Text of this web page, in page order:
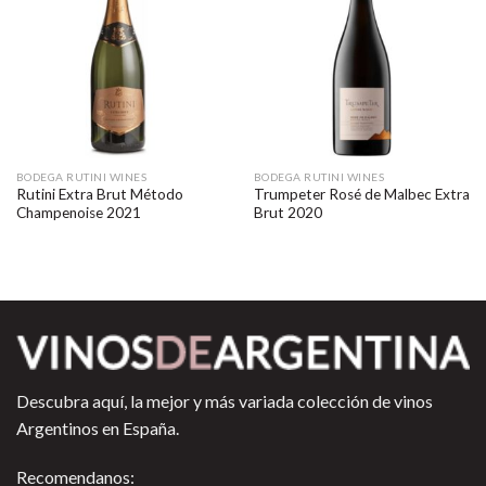
BODEGA RUTINI WINES
Rutini Extra Brut Método
Champenoise 2021
BODEGA RUTINI WINES
Trumpeter Rosé de Malbec Extra
Brut 2020
Descubra aquí, la mejor y más variada colección de vinos
Argentinos en España.
Recomendanos: